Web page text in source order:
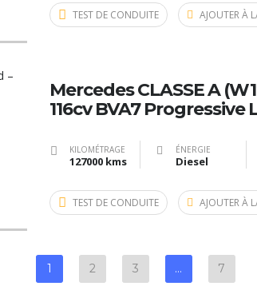
TEST DE CONDUITE AJOUTER À
Mercedes CLASSE A
116cv BVA7 Progressive
KILOMÉTRAGE
127000 kms
ÉNERGIE
Diesel
TEST DE CONDUITE AJOUTER À
1 2 3 … 7